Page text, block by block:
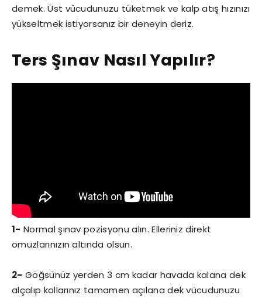
demek. Üst vücudunuzu tüketmek ve kalp atış hızınızı
yükseltmek istiyorsanız bir deneyin deriz.
Ters Şınav Nasıl Yapılır?
1- Normal şınav pozisyonu alın. Elleriniz direkt
omuzlarınızın altında olsun.
2- Göğsünüz yerden 3 cm kadar havada kalana dek
alçalıp kollarınız tamamen açılana dek vücudunuzu